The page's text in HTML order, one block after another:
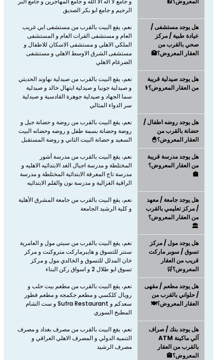
الرحيم و جامع ابو بكر الصديق
هل يوجد مستشفى /
عيادة طبية / مركز
صحي بالقرب من
العقار المعروض؟🏥
نعم، يقع البيت بالقرب من مستشفى ابي غريب
العام و مستشفى الفرات العام و المستشفى
الملكي الاهلي و مستشفى الاسكان للاطفال و
مستشفى الشرق الاوسط الاهلي و مستشفى
الضرغام الاهلي
هل يوجد صيدلية قريبة
من العقار المعروض؟⚕️
نعم، يقع البيت بالقرب من صيدلية نهاوند الحديثي
و صيدلية جونيا و صيدلية ابتهال خالد و صيدلية
سما الجهاد و صيدلية جوهرة القادسية و صيدلية
سر الدواء المثالي
هل يوجد روضه اطفال /
حضانة بالقرب من
العقار المعروض؟🐣
نعم، يقع البيت بالقرب من روضة و حضانة جيل و
روضة وحضانة بسمة طفل و روضه وحضانه البيت
السعيد و حضانة البيت الثاني و روضة المستقبل
هل يوجد مدرسة قريبة
من العقار المعروض؟
🏫
نعم، يقع البيت بالقرب من مدرسة أشور
المختلطة و مدرسة اجيال الغد الابتدائيه الاهليه و
مدرسة تاج المعرفة الابتدائية المختلطة و مدرسة
الراقية الغزالية و مدرسة نون والقلم الابتدائيه
هل يوجد جامعة / معهد
/ مركز تعليمي بالقرب
من العقار المعروض؟
🏛️
نعم، يقع البيت بالقرب من جامعة المشرق الأهلية
و كلية الرشيد الجامعة
هل يوجد مول / مركز
تسوق / سوبر ماركت
قريب من العقار
المعروض؟🛒
نعم، يقع البيت بالقرب من سيتي مول و العامرية
سنتر للتسوق و هايبرماركت متروكنت و مركز
خان المدلل للتسوق و الخالدي مول و مركز
تسوق ابو طلال 2 و اسواق ركن البناء
هل يوجد مطعم / مقهى
/ حلواني بالقرب من
العقار المعروض؟🍽️
نعم، يقع البيت بالقرب من مطعم بيت حلب و
رويال كلكسي و مطعم جكمجه و مطعم فطور
سعدكم و Sufra Restaurant و ست الشام
المطبخ السوري
هل يوجد بنك / صراف
آلي ماكينة ATM
بالقرب من العقار
المعروض؟🏦
نعم، يقع البيت بالقرب من مصرف بغداد و مصرف
التنمية الدولي و المصرف الاهلي العراقي و
مصرف الرشيد